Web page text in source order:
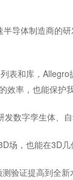
导体制造商的
表和库，
效率，也能保护
数字孪生体、
场，也能在3D几
验证提高到全